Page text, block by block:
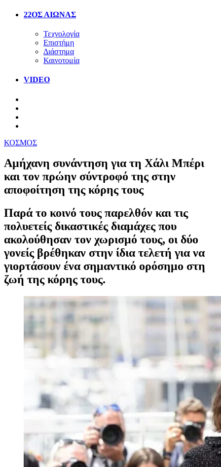
22ΟΣ ΑΙΩΝΑΣ
Τεχνολογία
Επιστήμη
Διάστημα
Καινοτομία
VIDEO
ΚΟΣΜΟΣ
Αμήχανη συνάντηση για τη Χάλι Μπέρι
και τον πρώην σύντροφό της στην
αποφοίτηση της κόρης τους
Παρά το κοινό τους παρελθόν και τις
πολυετείς δικαστικές διαμάχες που
ακολούθησαν τον χωρισμό τους, οι δύο
γονείς βρέθηκαν στην ίδια τελετή για να
γιορτάσουν ένα σημαντικό ορόσημο στη
ζωή της κόρης τους.